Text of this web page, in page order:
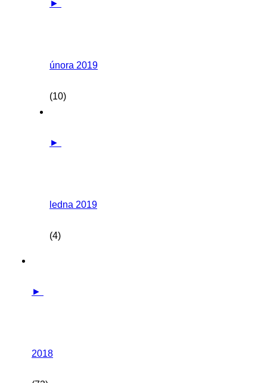
►
února 2019
(10)
►
ledna 2019
(4)
►
2018